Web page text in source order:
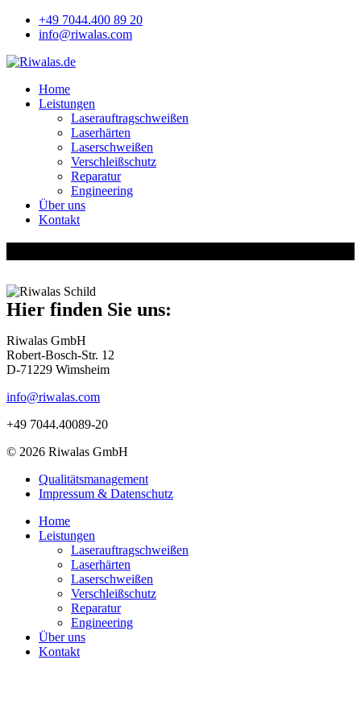
+49 7044.400 89 20
info@riwalas.com
Home
Leistungen
Laserauftragschweißen
Laserhärten
Laserschweißen
Verschleißschutz
Reparatur
Engineering
Über uns
Kontakt
Hier finden Sie uns:
Riwalas GmbH
Robert-Bosch-Str. 12
D-71229 Wimsheim
info@riwalas.com
+49 7044.40089-20
© 2026 Riwalas GmbH
Qualitätsmanagement
Impressum & Datenschutz
Home
Leistungen
Laserauftragschweißen
Laserhärten
Laserschweißen
Verschleißschutz
Reparatur
Engineering
Über uns
Kontakt